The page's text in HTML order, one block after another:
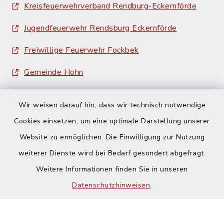
Wir weisen darauf hin, dass wir technisch notwendige
Cookies einsetzen, um eine optimale Darstellung unserer
Website zu ermöglichen. Die Einwilligung zur Nutzung
weiterer Dienste wird bei Bedarf gesondert abgefragt.
Weitere Informationen finden Sie in unseren
Datenschutzhinweisen.
Kreisfeuerwehrverband Rendburg-Eckernförde
Jugendfeuerwehr Rendsburg Eckernförde
Freiwillige Feuerwehr Fockbek
Gemeinde Hohn
Barrierefreiheit